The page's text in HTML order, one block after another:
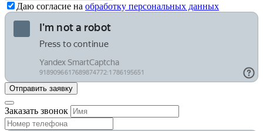
Даю согласие на обработку персональных данных
Заказать звонок